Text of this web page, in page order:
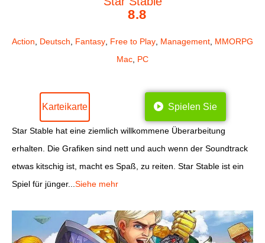
8.8
Action Deutsch Fantasy Free to Play Management MMORPG
Mac PC
Karteikarte Spielen Sie
Star Stable hat eine ziemlich willkommene Überarbeitung
erhalten. Die Grafiken sind nett und auch wenn der Soundtrack
etwas kitschig ist, macht es Spaß, zu reiten. Star Stable ist ein
Spiel für jünger... Siehe mehr